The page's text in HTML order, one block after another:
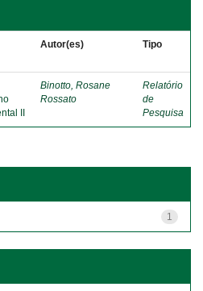
Autor(es) Tipo
II
Binotto, Rosane
Rossato
Relatório
de
Pesquisa
1